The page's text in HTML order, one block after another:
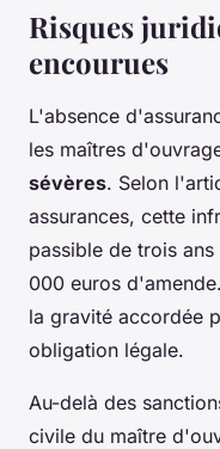
Risques
encourues
L'absence
les maîtres
sévères. Selon
assurances, cette
passible de trois
000 euros
la gravité accordée
obligation légale.
Au-delà des
civile du maître